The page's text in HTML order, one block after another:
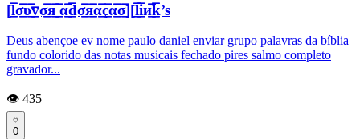
[l̲̲̅̅σ̲̲̅̅υ̲̲̅̅v̲̲̅̅σ̲̲̅̅я̲̲̅̅ ̲̲̅̅α̲̲̅̅d̲̲̅̅σ̲̲̅̅я̲̲̅̅α̲̲̅̅ç̲̲̅̅α̲̲̅̅σ̲̲̅̅][l̲̲̅̅i̲̲̅̅и̲̲̅̅k̲̲̅̅’s
Deus abençoe ev nome paulo daniel enviar grupo palavras da bíblia
fundo colorido das notas musicais fechado pires salmo completo
gravador...
👁️ 435
0